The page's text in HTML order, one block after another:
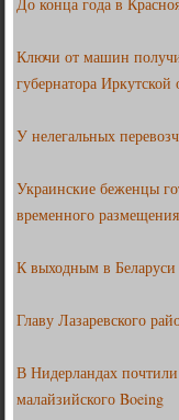
Ключи от машин
губернатора Иркутской
У нелегальных
Украинские беженцы
временного размещения
К выходным в
Главу Лазаревского
В Нидерландах
малайзийского Boeing